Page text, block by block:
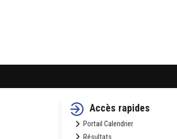
Accès rapides
Portail Calendrier
Résultats